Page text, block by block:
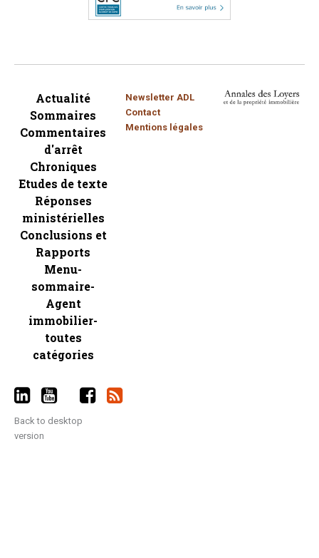
Actualité
Sommaires
Commentaires
d'arrêt
Chroniques
Etudes de texte
Réponses
ministérielles
Conclusions et
Rapports
Menu-
sommaire-
Agent
immobilier-
toutes
catégories
Newsletter ADL
Contact
Mentions légales
Back to desktop
version